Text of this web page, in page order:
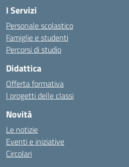
I Servizi
Personale scolastico
Famiglie e studenti
Percorsi di studio
Didattica
Offerta formativa
I progetti delle classi
Novità
Le notizie
Eventi e iniziative
Circolari